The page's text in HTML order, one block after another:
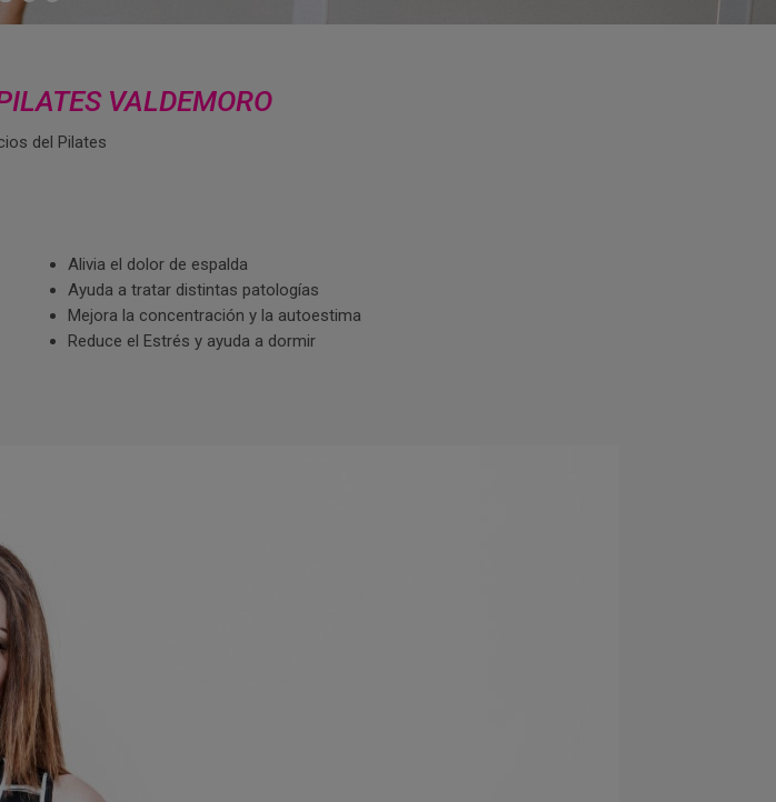
VALDEMORO
del Pilates
Alivia el dolor de espalda
Ayuda a tratar distintas patologías
Mejora la concentración y la autoestima
Reduce el Estrés y ayuda a dormir